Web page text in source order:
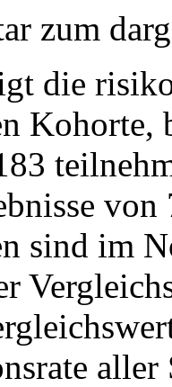
zum
die
Kohorte,
sind im